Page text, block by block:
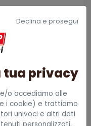
Declina e prosegui
tua privacy
o accediamo alle
i cookie) e trattiamo
univoci e altri dati